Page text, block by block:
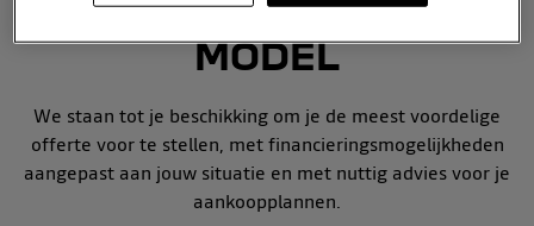
OFFERTE VOOR EEN
MODEL
We staan tot je beschikking om je de meest voordelige
offerte voor te stellen, met financieringsmogelijkheden
aangepast aan jouw situatie en met nuttig advies voor je
aankoopplannen.